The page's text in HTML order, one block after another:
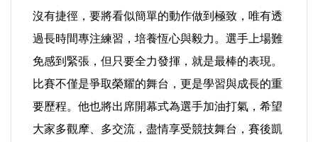
考試/監察
沒有捷徑，要將看似簡單的動作做到極致，唯有透
過長時間專注練習，培養恆心與毅力。選手上場難
免感到緊張，但只要全力發揮，就是最棒的表現。
比賽不僅是爭取榮耀的舞台，更是學習與成長的重
要歷程。他也將出席開幕式為選手加油打氣，希望
大家多觀摩、多交流，盡情享受競技舞台，賽後凱